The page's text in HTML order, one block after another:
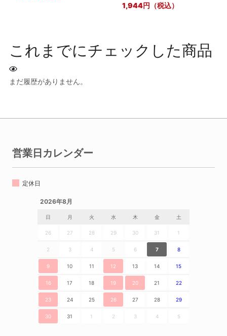
1,944
これまでにチェックした商品
まだ履歴がありません。
営業日カレンダー
定休日
2026年8月
日 月 火 水 木 金 土
26 27 28 29 30 31 1
2 3 4 5 6 7 8
9 10 11 12 13 14 15
16 17 18 19 20 21 22
23 24 25 26 27 28 29
30 31 1 2 3 4 5